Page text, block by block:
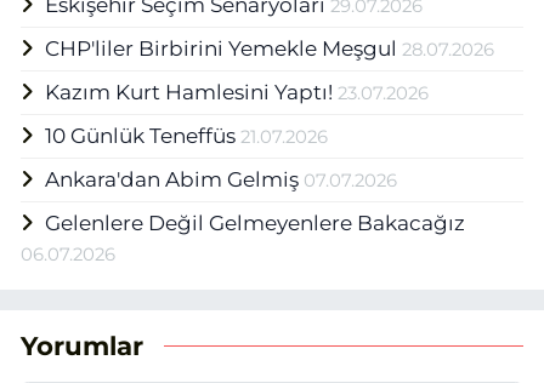
Eskişehir Seçim Senaryoları 29.07.2026
CHP'liler Birbirini Yemekle Meşgul 28.07.2026
Kazım Kurt Hamlesini Yaptı! 23.07.2026
10 Günlük Teneffüs 21.07.2026
Ankara'dan Abim Gelmiş 07.07.2026
Gelenlere Değil Gelmeyenlere Bakacağız
06.07.2026
Yorumlar